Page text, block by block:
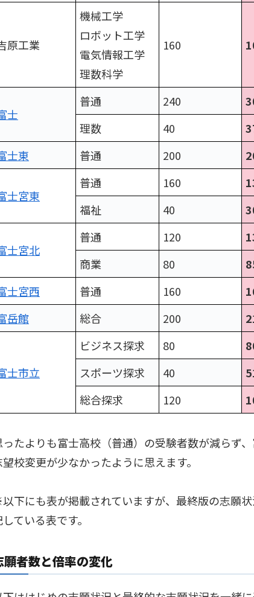
原工業
機械工学
ロボット工学
電気情報工学
理数科学
160
士
普通 240
理数
40
士東
普通 200
士宮東
普通 160
福祉
40
士宮北
普通 120
商業
80
士宮西
普通 160
岳館
総合 200
士市立
ビジネス探求 80
スポーツ探求
40
総合探求
120
ったよりも富士高校（普通）の受験者数が減らず
校変更が少なかったように思えます。
下にも表が掲載されていますが、最終版の志願
ている表です。
願者数と倍率の変化